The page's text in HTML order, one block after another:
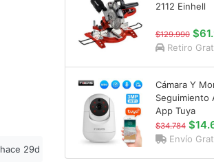
hace 29d
2112 Einhell
$129.990
Retiro
Cámara Y
Seguimiento
App Tuya
$34.784
Envío